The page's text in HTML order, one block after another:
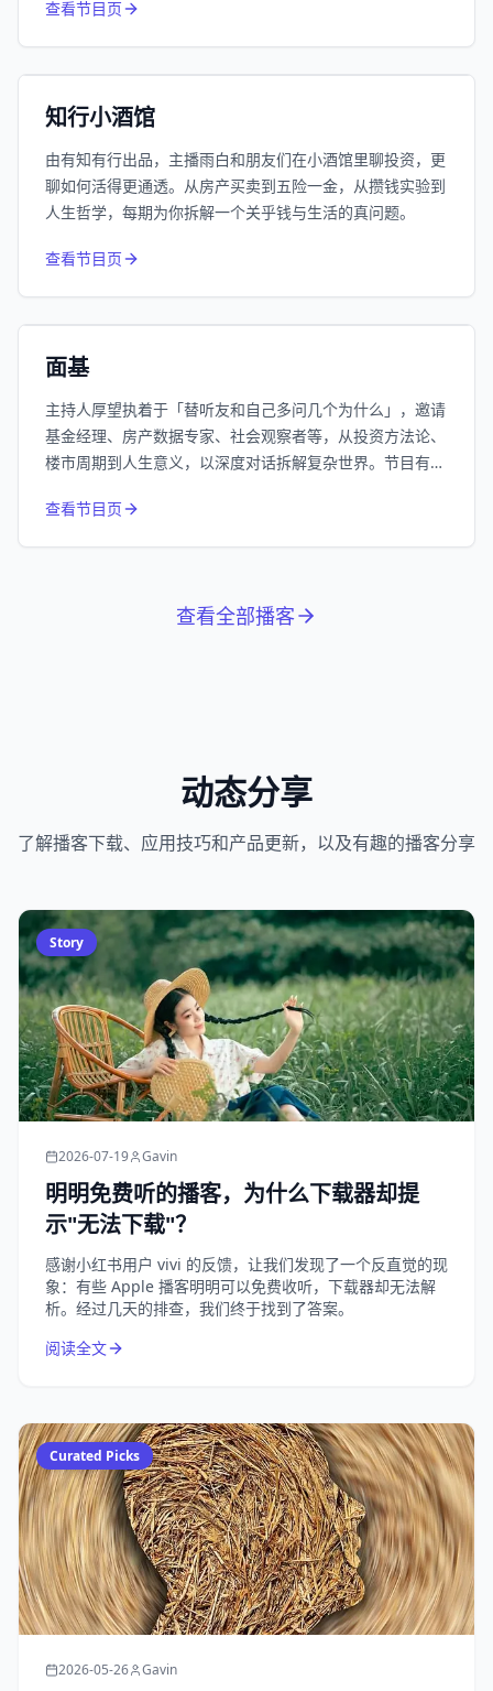
查看节目页
小宇宙 精选
知行小酒馆
由有知有行出品，主播雨白和朋友们在小酒馆里聊投资，更
聊如何活得更通透。从房产买卖到五险一金，从攒钱实验到
人生哲学，每期为你拆解一个关乎钱与生活的真问题。
查看节目页
小宇宙
面基
主持人厚望执着于「替听友和自己多问几个为什么」，邀请
基金经理、房产数据专家、社会观察者等，从投资方法论、
楼市周期到人生意义，以深度对话拆解复杂世界。节目有常
注低利率时代下的普通人生活，是一档硬核又走心的思维马
拉松。
查看节目页
查看全部播客
动态分享
了解播客下载、应用技巧和产品更新，以及有趣的播客分享
Story
2026-07-19 Gavin
明明免费听的播客，为什么下载器却提
示"无法下载"？
感谢小红书用户 vivi 的反馈，让我们发现了一个反直觉的现
象：有些 Apple 播客明明可以免费收听，下载器却无法解
析。经过几天的排查，我们终于找到了答案。
阅读全文
Curated Picks
2026-05-26 Gavin